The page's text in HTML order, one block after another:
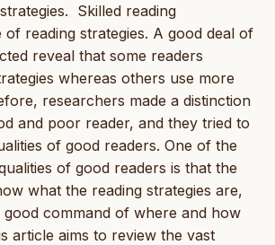
Skilled reading
of reading strategies. A good deal of
reveal that some readers
whereas others use more
researchers made a distinction
and poor reader, and they tried to
of good readers. One of the
of good readers is that the
what the reading strategies are,
good command of where and how
article aims to review the vast